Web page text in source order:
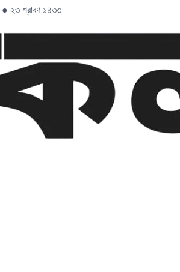
● ২৩ শ্রাবণ ১৪৩৩